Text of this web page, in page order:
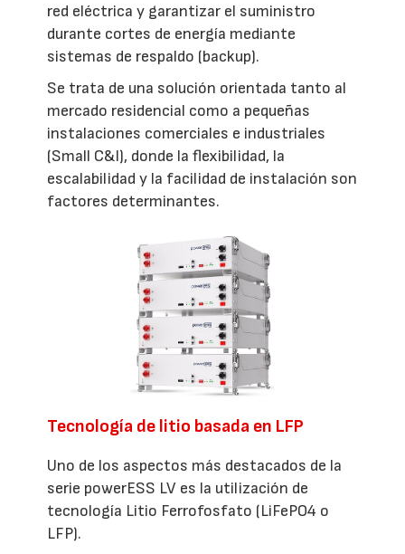
red eléctrica y garantizar el suministro
durante cortes de energía mediante
sistemas de respaldo (backup).
Se trata de una solución orientada tanto al
mercado residencial como a pequeñas
instalaciones comerciales e industriales
(Small C&I), donde la flexibilidad, la
escalabilidad y la facilidad de instalación son
factores determinantes.
Tecnología de litio basada en LFP
Uno de los aspectos más destacados de la
serie powerESS LV es la utilización de
tecnología Litio Ferrofosfato (LiFePO4 o
LFP).